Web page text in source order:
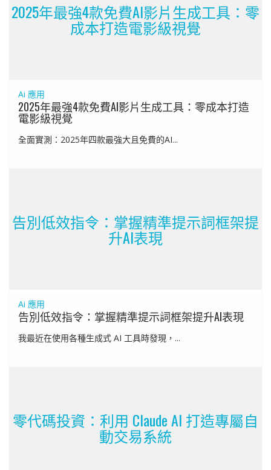
2025年最強4款免費AI影片生成工具：零
成本打造電影級視覺
Ai 應用
2025年最強4款免費AI影片生成工具：零成本打造
電影級視覺
全面實測：2025年四款最強大且免費的AI...
告別低效指令：掌握精準提示詞框架提
升AI表現
Ai 應用
告別低效指令：掌握精準提示詞框架提升AI表現
我最近在使用各種生成式 AI 工具時發現，...
零代碼投資：利用 Claude AI 打造專屬自
動交易系統